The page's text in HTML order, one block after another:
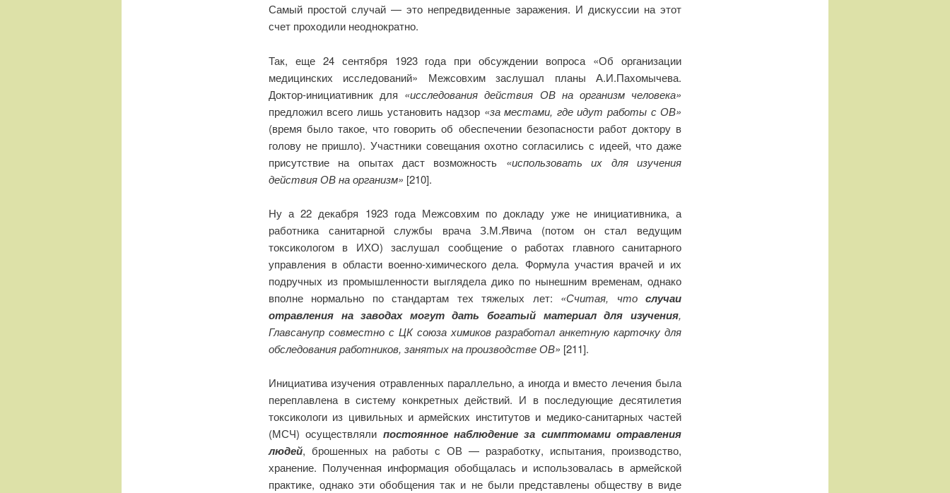
Самый простой случай — это непредвиденные заражения. И дискуссии на этот
счет проходили неоднократно.
Так, еще 24 сентября 1923 года при обсуждении вопроса «Об организации
медицинских исследований» Межсовхим заслушал планы А.И.Пахомычева.
Доктор-инициативник для «исследования действия ОВ на организм человека»
предложил всего лишь установить надзор «за местами, где идут работы с ОВ»
(время было такое, что говорить об обеспечении безопасности работ доктору в
голову не пришло). Участники совещания охотно согласились с идеей, что даже
присутствие на опытах даст возможность «использовать их для изучения
действия ОВ на организм» [210].
Ну а 22 декабря 1923 года Межсовхим по докладу уже не инициативника, а
работника санитарной службы врача З.М.Явича (потом он стал ведущим
токсикологом в ИХО) заслушал сообщение о работах главного санитарного
управления в области военно-химического дела. Формула участия врачей и их
подручных из промышленности выглядела дико по нынешним временам, однако
вполне нормально по стандартам тех тяжелых лет: «Считая, чтослучаи
отравления на заводах могут дать богатый материал для изучения,
Главсанупр совместно с ЦК союза химиков разработал анкетную карточку для
обследования работников, занятых на производстве ОВ» [211].
Инициатива изучения отравленных параллельно, а иногда и вместо лечения была
переплавлена в систему конкретных действий. И в последующие десятилетия
токсикологи из цивильных и армейских институтов и медико-санитарных частей
(МСЧ) осуществляли постоянное наблюдение за симптомами отравления
людей, брошенных на работы с ОВ — разработку, испытания, производство,
хранение. Полученная информация обобщалась и использовалась в армейской
практике, однако эти обобщения так и не были представлены обществу в виде